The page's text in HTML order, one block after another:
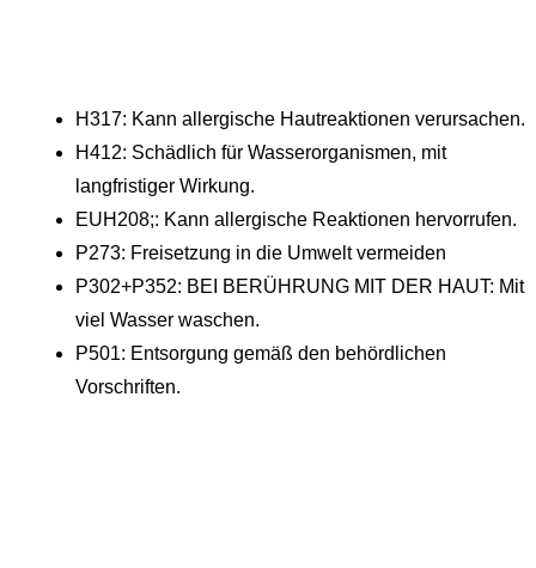
H317: Kann allergische Hautreaktionen verursachen.
H412: Schädlich für Wasserorganismen, mit
langfristiger Wirkung.
EUH208;: Kann allergische Reaktionen hervorrufen.
P273: Freisetzung in die Umwelt vermeiden
P302+P352: BEI BERÜHRUNG MIT DER HAUT: Mit
viel Wasser waschen.
P501: Entsorgung gemäß den behördlichen
Vorschriften.